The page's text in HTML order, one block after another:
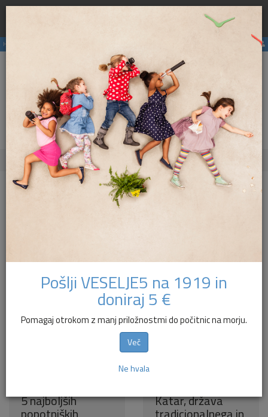
pri nas ter se izognite višji ceni zaradi
Hostli
Meni
Revija Globetrotter 2023 Marec 2023
Dodatna vsebina
5 najboljših Katar, država
Pošlji VESELJE5 na 1919 in
doniraj 5 €
Pomagaj otrokom z manj priložnostmi do počitnic na morju.
Več
Ne hvala